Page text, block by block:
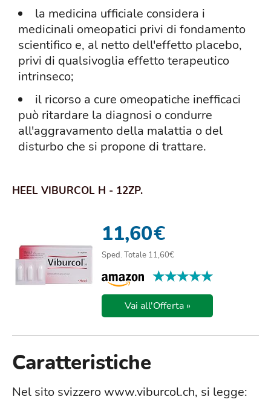
la medicina ufficiale considera i
medicinali omeopatici privi di fondamento
scientifico e, al netto dell'effetto placebo,
privi di qualsivoglia effetto terapeutico
intrinseco;
il ricorso a cure omeopatiche inefficaci
può ritardare la diagnosi o condurre
all'aggravamento della malattia o del
disturbo che si propone di trattare.
HEEL VIBURCOL H - 12ZP.
11,60€
Sped. Totale 11,60€
★★★★★
★★★★★
Vai all'Offerta »
Caratteristiche
Nel sito svizzero www.viburcol.ch, si legge: